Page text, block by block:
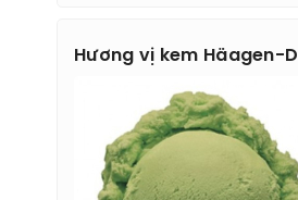
Hương vị kem Häagen-